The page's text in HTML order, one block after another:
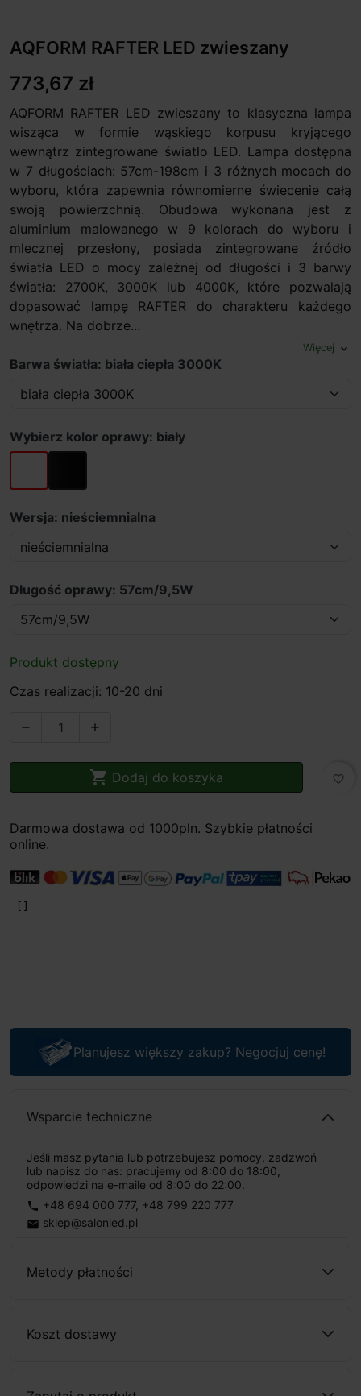
AQFORM RAFTER LED zwieszany
773,67 zł
AQFORM RAFTER LED zwieszany to klasyczna lampa
wisząca w formie wąskiego korpusu kryjącego
wewnątrz zintegrowane światło LED. Lampa dostępna
w 7 długościach: 57cm-198cm i 3 różnych mocach do
wyboru, która zapewnia równomierne świecenie całą
swoją powierzchnią. Obudowa wykonana jest z
aluminium malowanego w 9 kolorach do wyboru i
mlecznej przesłony, posiada zintegrowane źródło
światła LED o mocy zależnej od długości i 3 barwy
światła: 2700K, 3000K lub 4000K, które pozwalają
dopasować lampę RAFTER do charakteru każdego
wnętrza. Na dobrze...
Więcej expand_more
Barwa światła: biała ciepła 3000K
Wybierz kolor oprawy: biały
biały czarny
Wersja: nieściemnialna
Długość oprawy: 57cm/9,5W
Produkt dostępny
Czas realizacji: 10-20 dni
 
 Dodaj do koszyka favorite_border
Darmowa dostawa od 1000pln. Szybkie płatności
online.
Planujesz większy zakup? Negocjuj cenę!
Wsparcie techniczne
Jeśli masz pytania lub potrzebujesz pomocy, zadzwoń
lub napisz do nas: pracujemy od 8:00 do 18:00,
odpowiedzi na e-maile od 8:00 do 22:00.
phone +48 694 000 777, +48 799 220 777
email sklep@salonled.pl
Metody płatności
Koszt dostawy